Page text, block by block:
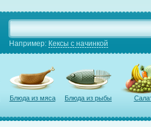
Например: Кексы с начинкой
Блюда из мяса Блюда из рыбы